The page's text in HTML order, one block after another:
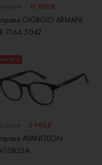
11 900 ₽
GIORGIO ARMANI
7164 5042
70 %
3 990 ₽
AVANGLION